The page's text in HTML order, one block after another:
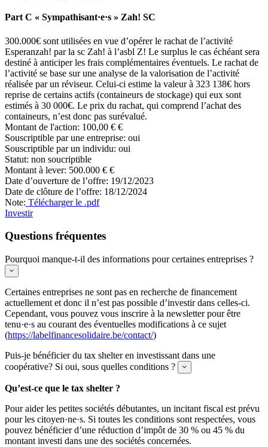
Part C « Sympathisant·e·s » Zah! SC
300.000€ sont utilisées en vue d’opérer le rachat de l’activité
Esperanzah! par la sc Zah! à l’asbl Z! Le surplus le cas échéant sera
destiné à anticiper les frais complémentaires éventuels. Le rachat de
l’activité se base sur une analyse de la valorisation de l’activité
réalisée par un réviseur. Celui-ci estime la valeur à 323 138€ hors
reprise de certains actifs (containeurs de stockage) qui eux sont
estimés à 30 000€. Le prix du rachat, qui comprend l’achat des
containeurs, n’est donc pas surévalué.
Montant de l'action: 100,00 € €
Souscriptible par une entreprise: oui
Souscriptible par un individu: oui
Statut: non soucriptible
Montant à lever: 500.000 € €
Date d’ouverture de l’offre: 19/12/2023
Date de clôture de l’offre: 18/12/2024
Note: Télécharger le .pdf
Investir
Questions fréquentes
Pourquoi manque-t-il des informations pour certaines entreprises ?
Expand
Certaines entreprises ne sont pas en recherche de financement
actuellement et donc il n’est pas possible d’investir dans celles-ci.
Cependant, vous pouvez vous inscrire à la newsletter pour être
tenu·e·s au courant des éventuelles modifications à ce sujet
(https://labelfinancesolidaire.be/contact/)
Puis-je bénéficier du tax shelter en investissant dans une
coopérative? Si oui, sous quelles conditions ?
Expand
Qu’est-ce que le tax shelter ?
Pour aider les petites sociétés débutantes, un incitant fiscal est prévu
pour les citoyen·ne·s. Si toutes les conditions sont respectées, vous
pouvez bénéficier d’une réduction d’impôt de 30 % ou 45 % du
montant investi dans une des sociétés concernées.